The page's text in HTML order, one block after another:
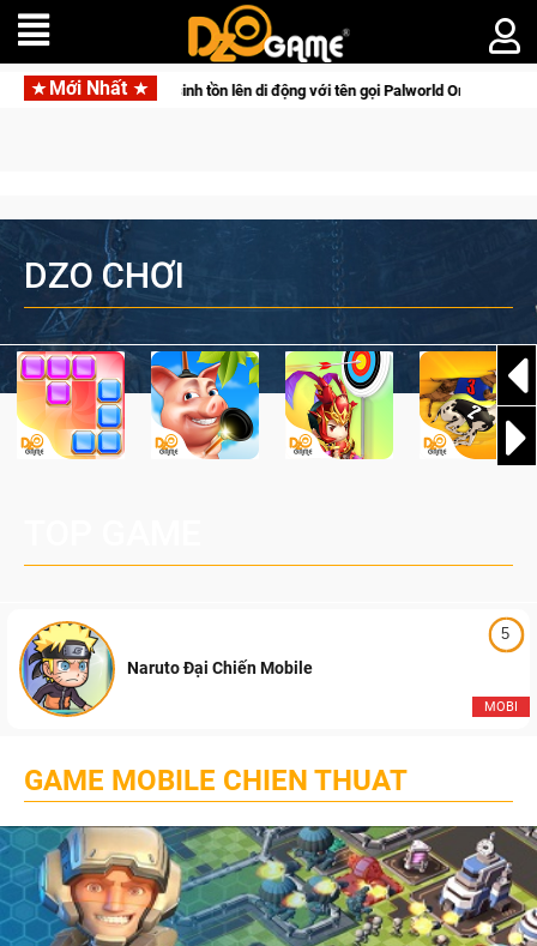
Mới Nhất Gia Nhập Closed Beta Norse Saga: Cửu Giới Thức Tỉnh,
DZO CHƠI
5
MOBI
Naruto Đại Chiến Mobile
GAME MOBILE CHIEN THUAT